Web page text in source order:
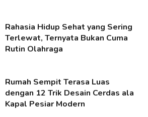
Rahasia Hidup Sehat yang Sering
Terlewat, Ternyata Bukan Cuma
Rutin Olahraga
Rumah Sempit Terasa Luas
dengan 12 Trik Desain Cerdas ala
Kapal Pesiar Modern